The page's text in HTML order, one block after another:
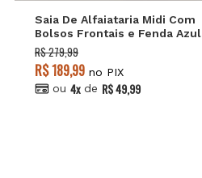
Saia De Alfaiataria Midi Com
Bolsos Frontais e Fenda Azul
Salvatore
R$ 279,99
R$ 189,99 no PIX
ou 4x de R$ 49,99